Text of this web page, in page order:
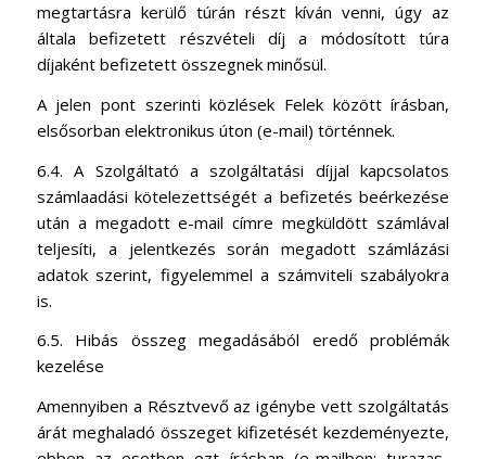
megtartásra kerülő túrán részt kíván venni, úgy az
általa befizetett részvételi díj a módosított túra
díjaként befizetett összegnek minősül.
A jelen pont szerinti közlések Felek között írásban,
elsősorban elektronikus úton (e-mail) történnek.
6.4. A Szolgáltató a szolgáltatási díjjal kapcsolatos
számlaadási kötelezettségét a befizetés beérkezése
után a megadott e-mail címre megküldött számlával
teljesíti, a jelentkezés során megadott számlázási
adatok szerint, figyelemmel a számviteli szabályokra
is.
6.5. Hibás összeg megadásából eredő problémák
kezelése
Amennyiben a Résztvevő az igénybe vett szolgáltatás
árát meghaladó összeget kifizetését kezdeményezte,